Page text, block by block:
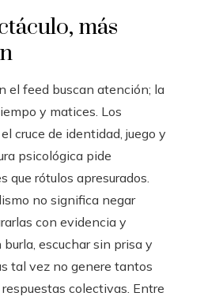
más
el feed buscan atención; la
y matices. Los
cruce de identidad, juego y
psicológica pide
que rótulos apresurados.
no significa negar
con evidencia y
escuchar sin prisa y
tal vez no genere tantos
colectivas. Entre